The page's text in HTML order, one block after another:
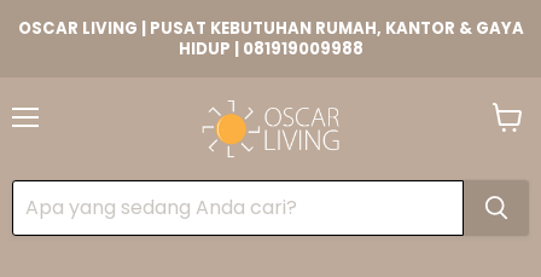
OSCAR LIVING | PUSAT KEBUTUHAN RUMAH, KANTOR & GAYA
HIDUP | 081919009988